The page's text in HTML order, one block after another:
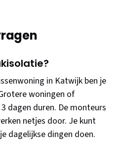
in Katwijk ben je
woningen of
dagen duren. De monteurs
netjes door. Je kunt
dagelijkse dingen doen.